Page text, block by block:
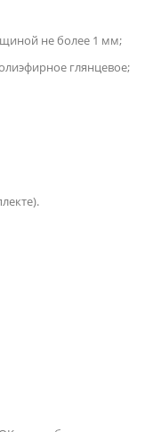
не более 1 мм;
глянцевое;